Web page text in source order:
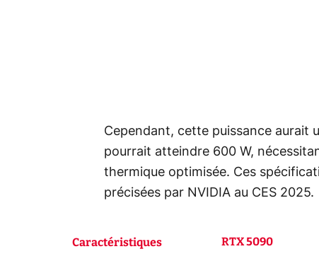
Cependant, cette puissance aurait
pourrait atteindre 600 W,
thermique optimisée. Ces
précisées par NVIDIA au CES 2025.
Caractéristiques RTX 5090